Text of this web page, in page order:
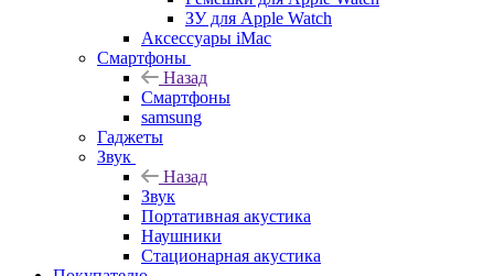
ЗУ для Apple Watch
Аксессуары iMac
Смартфоны
Назад
Смартфоны
samsung
Гаджеты
Звук
Назад
Звук
Портативная акустика
Наушники
Стационарная акустика